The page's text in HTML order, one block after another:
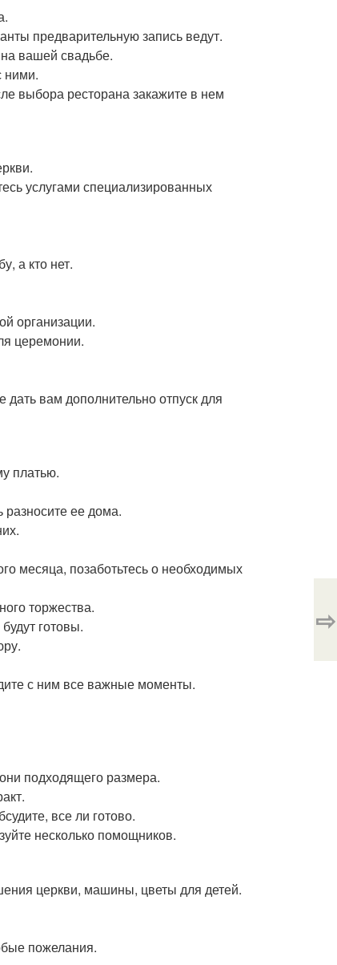
предварительную запись ведут.
вашей свадьбе.
ними.
выбора ресторана закажите в нем
услугами специализированных
а кто нет.
организации.
церемонии.
вам дополнительно отпуск для
платью.
разносите ее дома.
месяца, позаботьтесь о необходимых
торжества.
готовы.
с ним все важные моменты.
подходящего размера.
все ли готово.
несколько помощников.
церкви, машины, цветы для детей.
пожелания.
⇨